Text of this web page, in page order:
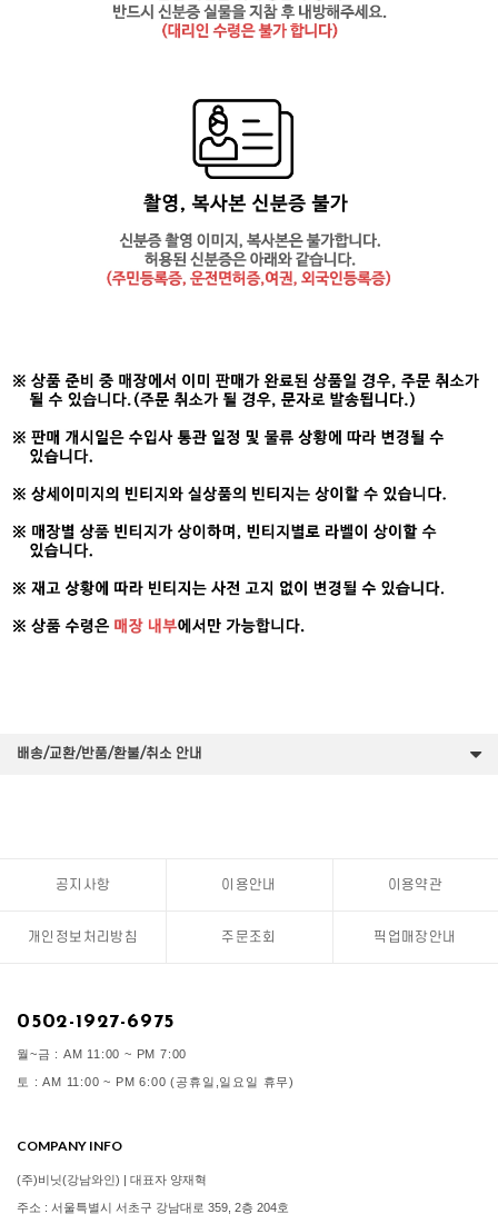
배송/교환/반품/환불/취소 안내
공지사항 이용안내 이용약관
개인정보처리방침 주문조회 픽업매장안내
0502-1927-6975
월~금 : AM 11:00 ~ PM 7:00
토 : AM 11:00 ~ PM 6:00 (공휴일,일요일 휴무)
COMPANY INFO
(주)비닛(강남와인) | 대표자 양재혁
주소 : 서울특별시 서초구 강남대로 359, 2층 204호